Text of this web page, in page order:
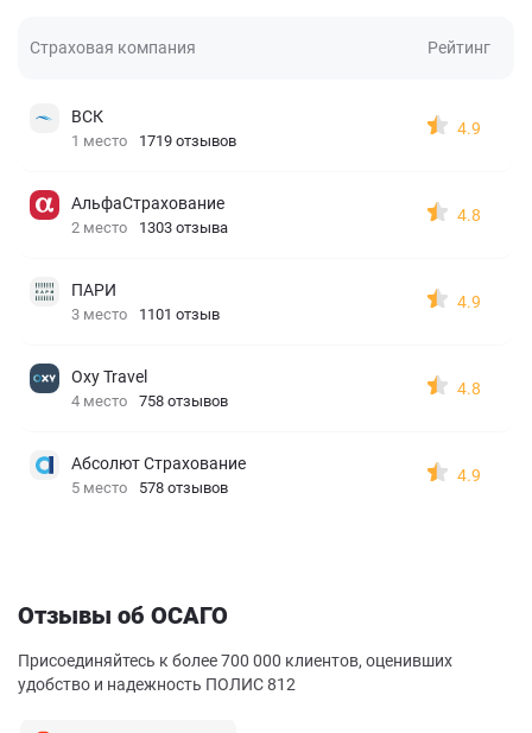
Страховая компания Рейтинг
ВСК
1 место 1719 отзывов
4.9
АльфаСтрахование
2 место 1303 отзыва
4.8
ПАРИ
3 место 1101 отзыв
4.9
Oxy Travel
4 место 758 отзывов
4.8
Абсолют Страхование
5 место 578 отзывов
4.9
Отзывы об ОСАГО
Присоединяйтесь к более 700 000 клиентов, оценивших
удобство и надежность ПОЛИС 812